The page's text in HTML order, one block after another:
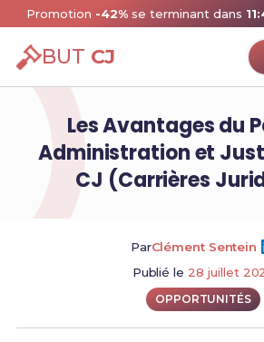
Promotion -42%se terminant dans
BUT CJ
Les Avantages du
Administration et
CJ (Carrières
ParClément Sentein
Publié le 28 juillet
OPPORTUNITÉS